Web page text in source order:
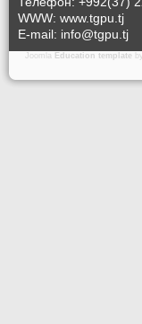
WWW: www.tgpu.tj
E-mail: info@tgpu.tj
Joomla Education template by